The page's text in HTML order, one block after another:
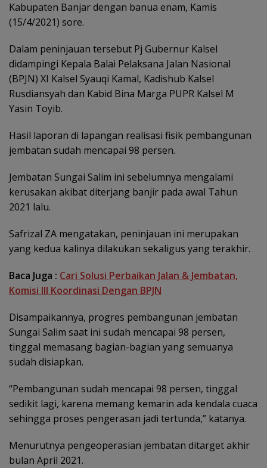
Kabupaten Banjar dengan banua enam, Kamis
(15/4/2021) sore.
Dalam peninjauan tersebut Pj Gubernur Kalsel
didampingi Kepala Balai Pelaksana Jalan Nasional
(BPJN) XI Kalsel Syauqi Kamal, Kadishub Kalsel
Rusdiansyah dan Kabid Bina Marga PUPR Kalsel M
Yasin Toyib.
Hasil laporan di lapangan realisasi fisik pembangunan
jembatan sudah mencapai 98 persen.
Jembatan Sungai Salim ini sebelumnya mengalami
kerusakan akibat diterjang banjir pada awal Tahun
2021 lalu.
Safrizal ZA mengatakan, peninjauan ini merupakan
yang kedua kalinya dilakukan sekaligus yang terakhir.
Baca Juga : Cari Solusi Perbaikan Jalan & Jembatan,
Komisi III Koordinasi Dengan BPJN
Disampaikannya, progres pembangunan jembatan
Sungai Salim saat ini sudah mencapai 98 persen,
tinggal memasang bagian-bagian yang semuanya
sudah disiapkan.
“Pembangunan sudah mencapai 98 persen, tinggal
sedikit lagi, karena memang kemarin ada kendala cuaca
sehingga proses pengerasan jadi tertunda,” katanya.
Menurutnya pengeoperasian jembatan ditarget akhir
bulan April 2021.